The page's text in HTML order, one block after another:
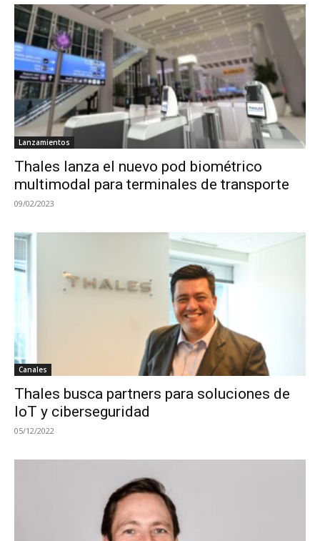
Lanzamientos
Thales lanza el nuevo pod biométrico
multimodal para terminales de transporte
09/02/2023
Canales
Thales busca partners para soluciones de
IoT y ciberseguridad
05/12/2022